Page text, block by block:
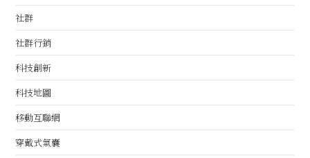
社群
社群行銷
科技創新
科技地圖
移動互聯網
穿戴式氣囊